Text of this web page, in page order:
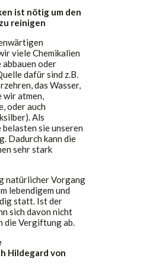
ist nötig um den
reinigen
viele Chemikalien
oder
dafür sind z.B.
das Wasser,
wir atmen,
oder auch
Als
sie unseren
Dadurch kann die
sehr stark
natürlicher Vorgang
lebendigem und
statt. Ist der
sich davon nicht
die Vergiftung ab.
Hildegard von